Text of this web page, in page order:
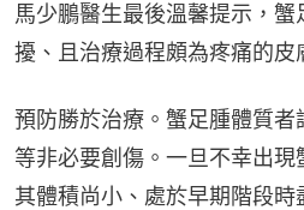
馬少鵬醫生最後溫馨提示，蟹
擾、且治療過程頗為疼痛的皮
預防勝於治療。蟹足腫體質
等非必要創傷。一旦不幸出
其體積尚小、處於早期階段時